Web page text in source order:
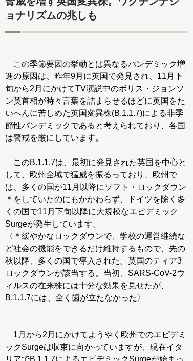
ョナリズムの兆しも
この季節要因の挙動とは異なるパンデミック増
進の原因は、昨年9月に英国で発見され、11月下
旬から2月にかけてTV演説中のボリス・ジョンソ
ン英首相が時々言葉を詰まらせるほどに英国をた
いへんに苦しめた英国変異株(B.1.1.7)による非季
節性パンデミックであると考えられており、各国
は警戒を厳にしています。
このB.1.1.7は、最初に発見された英国を中心と
して、欧州全域で猛威を振るっており、欧州で
は、多くの国が11月以降にソフト・ロックダウン
＊をしていたのにもかかわらず、ドイツを除く多
くの国で11月下旬以降に大規模なエピデミック
Surgeが発生しています。
〈＊緩やかなロックダウンで、学校の運営継続な
ど社会の機能をできるだけ維持するもので、先の
秋以降、多くの国で導入された。英国のティア3
ロックダウンが該当する。当初、SARS-CoV-2ウ
ィルスの在来株には十分な効果を見せたが、
B.1.1.7には、全く歯が立たなかった〉
1月から2月にかけてようやく欧州でのエピデミ
ックSurgeは収束に向かっていますが、現在イタ
リアでB.1.1.7によるエピデミックSurgeが始まっ